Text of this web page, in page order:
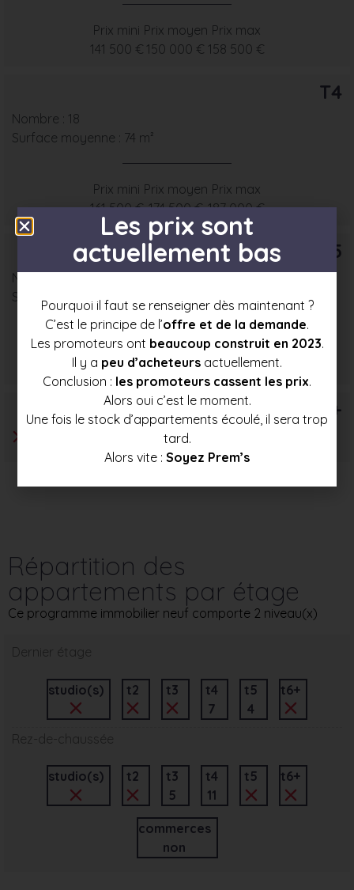
Prix mini
141 500 €
Prix moyen
150 000 €
Prix max
158 500 €
T4
Nombre : 18
Surface moyenne : 74 m²
Prix mini
161 500 €
Prix moyen
174 500 €
Prix max
187 000 €
T5
Nombre : 4
Surface moyenne : 87 m²
Prix mini
183 500 €
Prix moyen
195 000 €
Prix max
206 000 €
T6+
Répartition des
appartements par étage
Ce programme immobilier neuf comporte 2 niveau(x)
Dernier étage
studio(s) t2 t3
t4
7
t5
4
t6+
Rez-de-chaussée
studio(s) t2
t3
5
t4
11
t5 t6+
commerces
non
Les prix sont
actuellement bas
Pourquoi il faut se renseigner dès maintenant ?
C’est le principe de l’offre et de la demande.
Les promoteurs ont beaucoup construit en 2023.
Il y a peu d’acheteurs actuellement.
Conclusion : les promoteurs cassent les prix.
Alors oui c’est le moment.
Une fois le stock d’appartements écoulé, il sera trop
tard.
Alors vite : Soyez Prem’s